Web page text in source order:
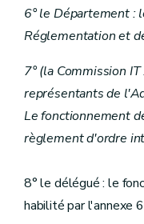
6° le Département :
Réglementation et
7° (la Commission
représentants de
Le fonctionnement
règlement d'ordre
8° le délégué : le
habilité par l'annexe